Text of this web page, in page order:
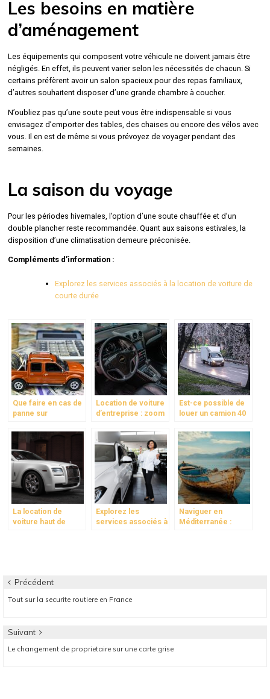
Les besoins en matière
d’aménagement
Les équipements qui composent votre véhicule ne doivent jamais être
négligés. En effet, ils peuvent varier selon les nécessités de chacun. Si
certains préfèrent avoir un salon spacieux pour des repas familiaux,
d’autres souhaitent disposer d’une grande chambre à coucher.
N’oubliez pas qu’une soute peut vous être indispensable si vous
envisagez d’emporter des tables, des chaises ou encore des vélos avec
vous. Il en est de même si vous prévoyez de voyager pendant des
semaines.
La saison du voyage
Pour les périodes hivernales, l’option d’une soute chauffée et d’un
double plancher reste recommandée. Quant aux saisons estivales, la
disposition d’une climatisation demeure préconisée.
Compléments d’information :
Explorez les services associés à la location de voiture de
courte durée
Que faire en cas de
panne sur
Location de voiture
d’entreprise : zoom
Est-ce possible de
louer un camion 40
B ?
La location de
voiture haut de
Explorez les
services associés à
Naviguer en
Méditerranée :
Navigation
de
l’article
Précédent
Tout sur la securite routiere en France
Suivant
Article
Le changement de proprietaire sur une carte grise